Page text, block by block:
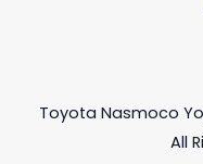
Toyota Nasmoco
All